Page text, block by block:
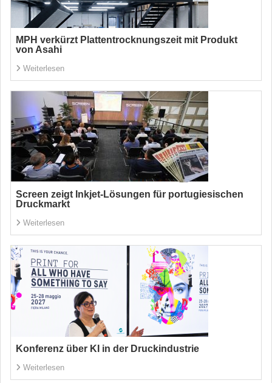
MPH verkürzt Plattentrocknungszeit mit Produkt
von Asahi
Weiterlesen
Screen zeigt Inkjet-Lösungen für portugiesischen
Druckmarkt
Weiterlesen
Konferenz über KI in der Druckindustrie
Weiterlesen